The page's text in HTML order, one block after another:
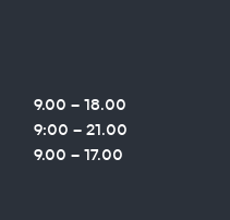
9.00 – 18.00
9:00 – 21.00
9.00 – 17.00